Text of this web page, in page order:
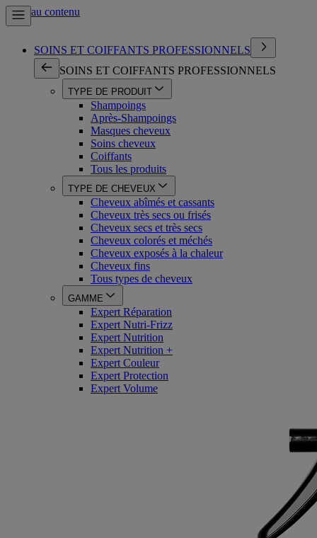
Aller au contenu
SOINS ET COIFFANTS PROFESSIONNELS
SOINS ET COIFFANTS PROFESSIONNELS
TYPE DE PRODUIT
Shampoings
Après-Shampoings
Masques cheveux
Soins cheveux
Coiffants
Tous les produits
TYPE DE CHEVEUX
Cheveux abîmés et cassants
Cheveux très secs ou frisés
Cheveux secs et très secs
Cheveux colorés et méchés
Cheveux exposés à la chaleur
Cheveux fins
Tous types de cheveux
GAMME
Expert Réparation
Expert Nutri-Frizz
Expert Nutrition
Expert Nutrition +
Expert Couleur
Expert Protection
Expert Volume